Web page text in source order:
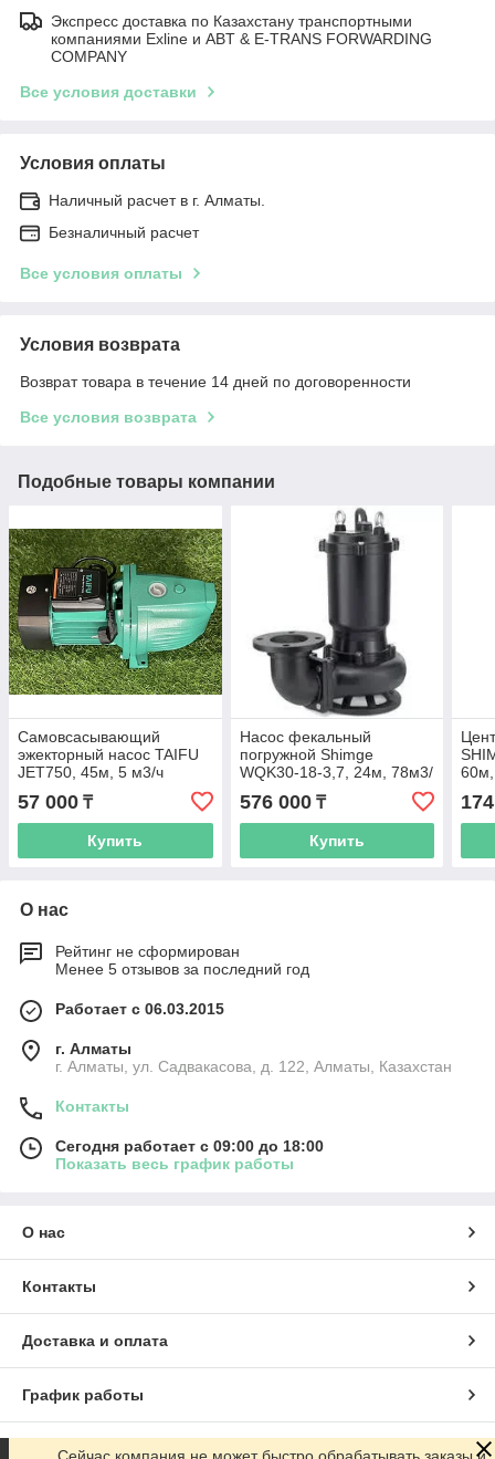
Экспресс доставка по Казахстану транспортными
компаниями Exline и ABT & E-TRANS FORWARDING
COMPANY
Все условия доставки
Условия оплаты
Наличный расчет в г. Алматы.
Безналичный расчет
Все условия оплаты
Условия возврата
Возврат товара в течение 14 дней по договоренности
Все условия возврата
Подобные товары компании
Самовсасывающий
эжекторный насос TAIFU
JET750, 45м, 5 м3/ч
57 000 ₸
Купить
Насос фекальный
погружной Shimge
WQK30-18-3,7, 24м, 78м3/
576 000₸
Купить
О нас
Рейтинг не сформирован
Менее 5 отзывов за последний год
Работает с 06.03.2015
г. Алматы
г. Алматы, ул. Садвакасова, д. 122, Алматы, Казахстан
Контакты
Сегодня работает с 09:00 до 18:00
Показать весь график работы
О нас
Контакты
Доставка и оплата
График работы
Полная версия сайта